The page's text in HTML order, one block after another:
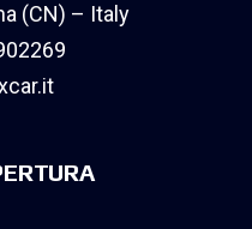
(CN) – Italy